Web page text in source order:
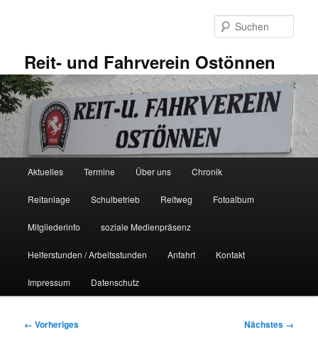
Reit- und Fahrverein Ostönnen
Aktuelles Termine Über uns Chronik
Reitanlage Schulbetrieb Reitweg Fotoalbum
Mitgliederinfo soziale Medienpräsenz
Helferstunden / Arbeitsstunden Anfahrt Kontakt
Impressum Datenschutz
Bilder-
← Vorheriges Nächstes →